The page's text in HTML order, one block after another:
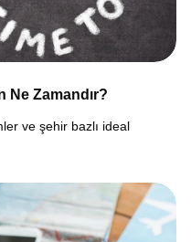
Ne Zamandır?
ve şehir bazlı ideal